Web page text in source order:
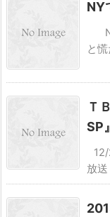
と
Ｔ
SP』
放